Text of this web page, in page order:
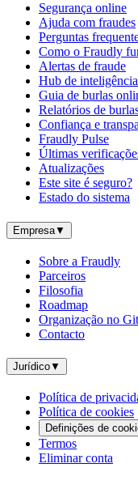
Segurança online
Ajuda com fraudes
Perguntas
Como o Fraudly
Alertas de fraude
Hub de inteligência
Guia de burlas
Relatórios de
Confiança e
Fraudly Pulse
Últimas
Atualizações
Este site é seguro?
Estado do sistema
Empresa▼
Sobre a Fraudly
Parceiros
Filosofia
Roadmap
Organização no
Contacto
Jurídico▼
Política de
Política de cookies
Definições de
Termos
Eliminar conta